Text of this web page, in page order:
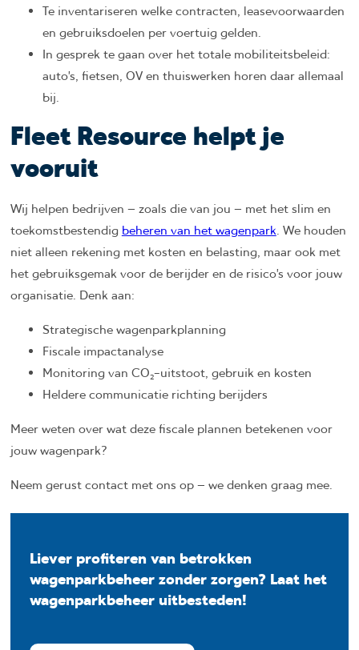
Te inventariseren welke contracten, leasevoorwaarden
en gebruiksdoelen per voertuig gelden.
In gesprek te gaan over het totale mobiliteitsbeleid:
auto’s, fietsen, OV en thuiswerken horen daar allemaal
bij.
Fleet Resource helpt je
vooruit
Wij helpen bedrijven – zoals die van jou – met het slim en
toekomstbestendigbeheren van het wagenpark. We houden
niet alleen rekening met kosten en belasting, maar ook met
het gebruiksgemak voor de berijder en de risico’s voor jouw
organisatie. Denk aan:
Strategische wagenparkplanning
Fiscale impactanalyse
Monitoring van CO₂-uitstoot, gebruik en kosten
Heldere communicatie richting berijders
Meer weten over wat deze fiscale plannen betekenen voor
jouw wagenpark?
Neem gerust contact met ons op – we denken graag mee.
Liever profiteren van betrokken
wagenparkbeheer zonder zorgen? Laat het
wagenparkbeheer uitbesteden!